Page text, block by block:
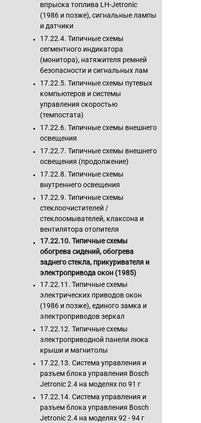
впрыска топлива LH-Jetronic
(1986 и позже), сигнальные лампы
и датчики
17.22.4. Типичные схемы
сегментного индикатора
(монитора), натяжителя ремней
безопасности и сигнальных лам
17.22.5. Типичные схемы путевых
компьютеров и системы
управления скоростью
(темпостата)
17.22.6. Типичные схемы внешнего
освещения
17.22.7. Типичные схемы внешнего
освещения (продолжение)
17.22.8. Типичные схемы
внутреннего освещения
17.22.9. Типичные схемы
стеклоочистителей /
стеклоомывателей, клаксона и
вентилятора отопителя
17.22.10. Типичные схемы
обогрева сидений, обогрева
заднего стекла, прикуривателя и
электропривода окон (1985)
17.22.11. Типичные схемы
электрических приводов окон
(1986 и позже), единого замка и
электроприводов зеркал
17.22.12. Типичные схемы
электроприводной панели люка
крыши и магнитолы
17.22.13. Система управления и
разъем блока управления Bosch
Jetronic 2.4 на моделях по 91 г
17.22.14. Система управления и
разъем блока управления Bosch
Jetronic 2.4 на моделях 92 - 94 г